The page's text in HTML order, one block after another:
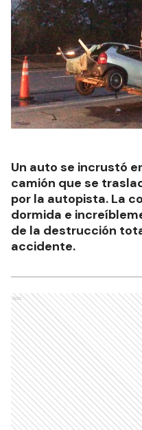
Un auto se incrustó
camión que se
por la autopista. La
dormida e
de la destrucción
accidente.
Ads